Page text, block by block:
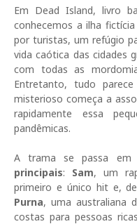
Em Dead Island, livro
conhecemos a ilha
por turistas, um refúgio
vida caótica das cidades
com todas as
Entretanto, tudo
misterioso começa a
rapidamente essa
pandêmicas.
A trama se passa
principais: Sam, um
primeiro e único hit e,
Purna, uma australiana
costas para pessoas